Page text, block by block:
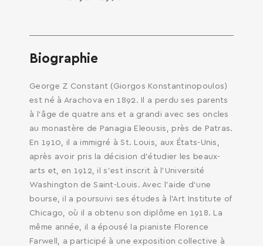
Biographie
George Z Constant (Giorgos Konstantinopoulos)
est né à Arachova en 1892. Il a perdu ses parents
à l’âge de quatre ans et a grandi avec ses oncles
au monastère de Panagia Eleousis, près de Patras.
En 1910, il a immigré à St. Louis, aux États-Unis,
après avoir pris la décision d’étudier les beaux-
arts et, en 1912, il s’est inscrit à l’Université
Washington de Saint-Louis. Avec l’aide d’une
bourse, il a poursuivi ses études à l’Art Institute of
Chicago, où il a obtenu son diplôme en 1918. La
même année, il a épousé la pianiste Florence
Farwell, a participé à une exposition collective à